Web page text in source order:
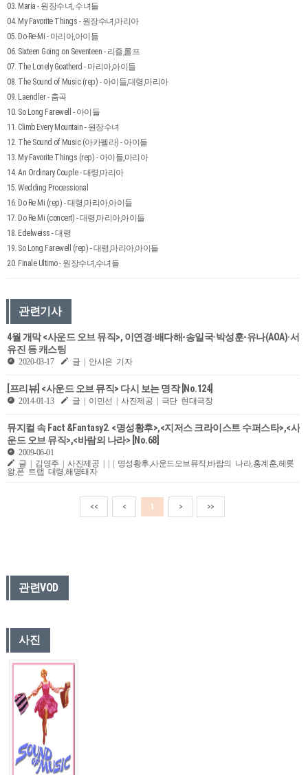
03. Maria - 원장수녀, 수녀들
04. My Favorite Things - 원장수녀,마리아
05. Do-Re-Mi - 마리아,아이들
06. Sixteen Going on Seventeen - 리즐,롤프
07. The Lonely Goatherd - 마리아,아이들
08. The Sound of Music (rep) - 아이들,대령,마리아
09. Laendler - 춤곡
10. So Long Farewell - 아이들
11. Climb Every Mountain - 원장수녀
12. The Sound of Music (아카펠라) - 아이들
13. My Favorite Things (rep) - 아이들,마리아
14. An Ordinary Couple - 대령,마리아
15. Wedding Processional
16. Do Re Mi (rep) - 대령,마리아,아이들
17. Do Re Mi (concert) - 대령,마리아,아이들
18. Edelweiss - 대령
19. So Long Farewell (rep) - 대령,마리아,아이들
20. Finale Ultimo - 원장수녀,수녀들
관련기사
4월 개막 <사운드 오브 뮤직>, 이연경·배다해-송일국·박성훈-유나(AOA)·서
유진 등 캐스팅
2020-03-17 글 | 안시은 기자
[프리뷰] <사운드 오브 뮤직> 다시 보는 명작 [No.124]
2014-01-13 글 | 이민선 | 사진제공 | 극단 현대극장
뮤지컬 속 Fact &Fantasy2. <명성황후>,<지저스 크라이스트 수퍼스타>,<사
운드 오브 뮤직>,<바람의 나라> [No.68]
2009-06-01
글 | 김영주 | 사진제공 | | | 명성황후,사운드오브뮤직,바람의 나라,홍계훈,헤롯
왕,폰 트랩 대령,해명태자
<< < 1 > >>
관련VOD
사진